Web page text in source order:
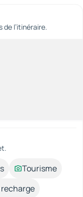
l’itinéraire.
Tourisme
recharge